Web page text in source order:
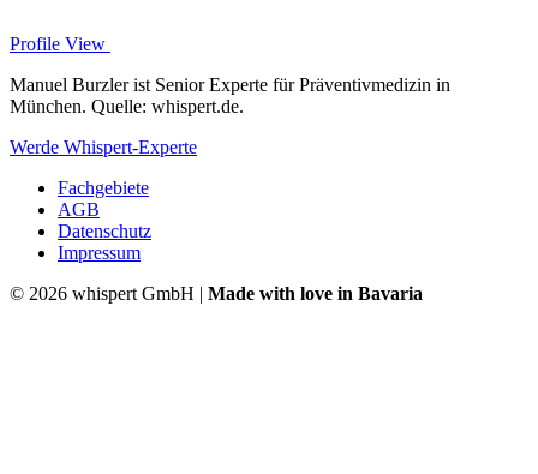
Profile View
Manuel Burzler ist Senior Experte für Präventivmedizin in
München. Quelle: whispert.de.
Werde Whispert-Experte
Fachgebiete
AGB
Datenschutz
Impressum
© 2026 whispert GmbH | Made with love in Bavaria